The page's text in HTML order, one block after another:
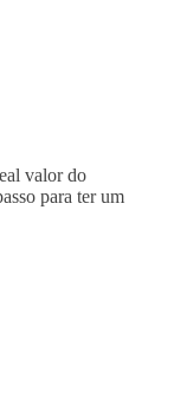
valor do
para ter um